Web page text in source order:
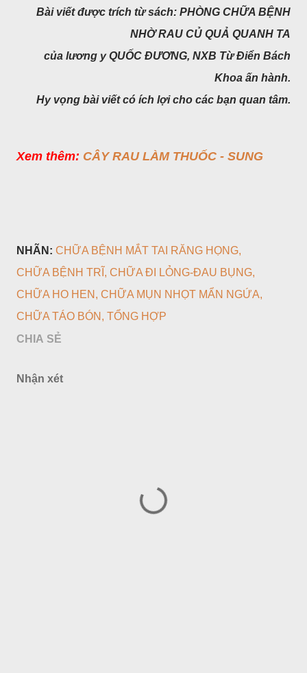
Bài viết được trích từ sách: PHÒNG CHỮA BỆNH
NHỜ RAU CỦ QUẢ QUANH TA
của lương y QUỐC ĐƯƠNG, NXB Từ Điển Bách
Khoa ấn hành.
Hy vọng bài viết có ích lợi cho các bạn quan tâm.
Xem thêm: CÂY RAU LÀM THUỐC - SUNG
NHÃN: CHỮA BỆNH MẮT TAI RĂNG HỌNG
CHỮA BỆNH TRĨ
CHỮA ĐI LỎNG-ĐAU BỤNG
CHỮA HO HEN
CHỮA MỤN NHỌT MẨN NGỨA
CHỮA TÁO BÓN
TỔNG HỢP
CHIA SẺ
Nhận xét